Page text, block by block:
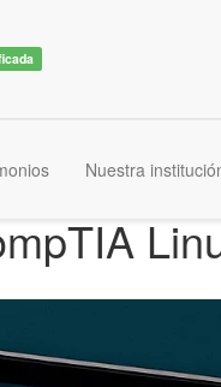
Nuestra